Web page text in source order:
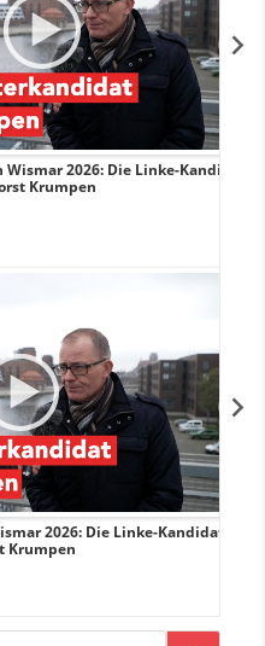
2026: Die Linke-Kandidat
2026: Die Linke-Kandidat